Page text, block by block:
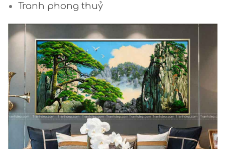
Tranh phong thuỷ